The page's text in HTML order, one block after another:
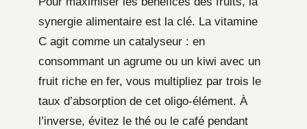
synergie alimentaire est la clé. La vitamine
C agit comme un catalyseur : en
consommant un agrume ou un kiwi avec un
fruit riche en fer, vous multipliez par trois le
taux d’absorption de cet oligo-élément. À
l’inverse, évitez le thé ou le café pendant